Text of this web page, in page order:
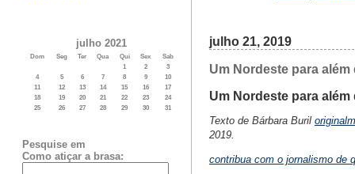
julho 2021
Dom Seg Ter Qua Qui Sex
Sab
1
2
3
4
5 6 7 8 9
10
11
12 13 14 15 16
17
18
19 20 21 22 23
24
25
26 27 28 29 30 31
Pesquise em
Como atiçar a brasa:
julho 21, 2019
Um Nordeste para
Um Nordeste para
Texto de Bárbara Buril
2019.
contribua com o jornalismo de